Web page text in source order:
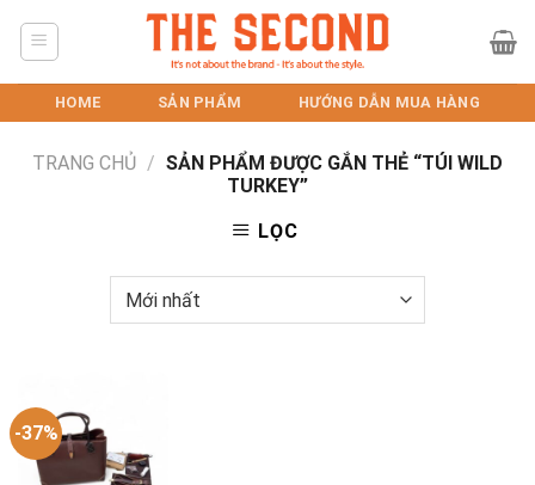
HOME SẢN PHẨM HƯỚNG DẪN MUA HÀNG
TRANG CHỦ / SẢN PHẨM ĐƯỢC GẮN THẺ “TÚI WILD
TURKEY”
LỌC
-37%